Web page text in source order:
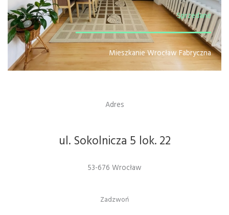
Sprzedane
Mieszkanie Wrocław Fabryczna
Adres
ul. Sokolnicza 5 lok. 22
53-676 Wrocław
Zadzwoń